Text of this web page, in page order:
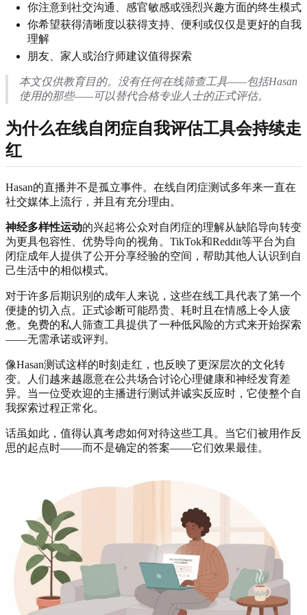
你注意到社交沟通、感官敏感或强烈兴趣方面的终生模式
你希望获得清晰度以获得支持、便利或仅仅是更好的自我
理解
朋友、家人或治疗师建议值得探索
本文仅供教育目的。没有任何在线筛查工具——包括Hasan
使用的那些——可以替代合格专业人士的正式评估。
为什么在线自闭症自我评估工具会持续走
红
Hasan的直播并不是孤立事件。在线自闭症测试多年来一直在
社交媒体上流行，并且有充分理由。
神经多样性运动的兴起将公众对自闭症的理解从缺陷导向转变
为更具包容性、优势导向的视角。TikTok和Reddit等平台为自
闭症成年人提供了公开分享经验的空间，帮助其他人认识到自
己生活中的相似模式。
对于许多后期识别的成年人来说，这些在线工具代表了第一个
便捷的切入点。正式诊断可能昂贵、耗时且在情感上令人疲
惫。免费的私人筛查工具提供了一种低风险的方式来开始探索
——无需承诺或评判。
像Hasan测试这样的时刻走红，也反映了更深层次的文化转
变。人们越来越愿意在公共场合讨论心理健康和神经发育差
异。当一位受欢迎的主播进行测试并诚实反应时，它使整个自
我探索过程正常化。
话虽如此，值得认真考虑如何对待这些工具。当它们被用作反
思的起点时——而不是确定的答案——它们效果最佳。